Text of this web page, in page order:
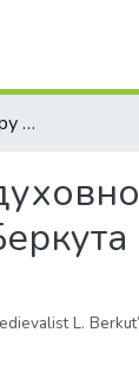
Боротьба за інвеституру між світською та духовною владою в Англії в дослідженнях українського медієвіста Л. Беркута
L.